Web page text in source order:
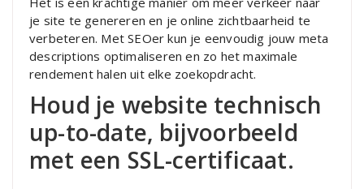
je site te genereren en je online zichtbaarheid te
verbeteren. Met SEOer kun je eenvoudig jouw meta
descriptions optimaliseren en zo het maximale
rendement halen uit elke zoekopdracht.
Houd je website technisch
up-to-date, bijvoorbeeld
met een SSL-certificaat.